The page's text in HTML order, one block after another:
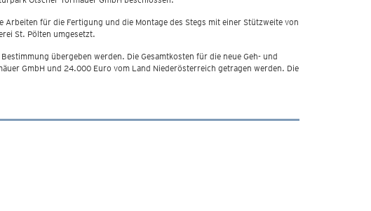
für die Fertigung und die Montage des Stegs mit einer Stützweite von
St. Pölten umgesetzt.
übergeben werden. Die Gesamtkosten für die neue Geh- und
GmbH und 24.000 Euro vom Land Niederösterreich getragen werden. Die